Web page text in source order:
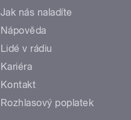
Jak nás naladíte
Nápověda
Lidé v rádiu
Kariéra
Kontakt
Rozhlasový poplatek